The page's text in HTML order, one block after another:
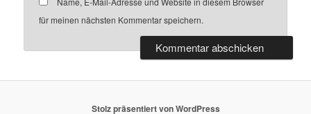
für meinen nächsten Kommentar speichern.
Stolz präsentiert von WordPress